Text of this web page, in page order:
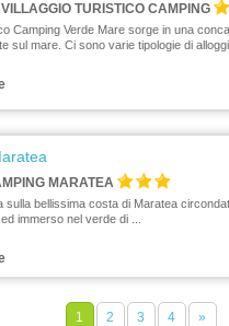
TURISTICO CAMPING
Camping Verde Mare sorge in una
sul mare. Ci sono varie tipologie di
MARATEA
sulla bellissima costa di Maratea
immerso nel verde di ...
1 2 3 4 »